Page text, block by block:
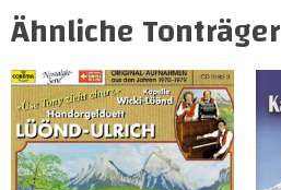
Ähnliche Tonträger